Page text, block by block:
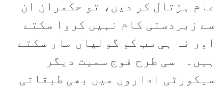
عام ہڑتال کر دیں، تو حکمران ان
سے زبردستی کام نہیں کروا سکتے
اور نہ ہی سب کو گولیاں مار سکتے
ہیں۔ اسی طرح فوج سمیت دیگر
سیکورٹی اداروں میں بھی طبقاتی